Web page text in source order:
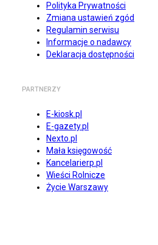
Polityka Prywatności
Zmiana ustawień zgód
Regulamin serwisu
Informacje o nadawcy
Deklaracja dostępności
PARTNERZY
E-kiosk.pl
E-gazety.pl
Nexto.pl
Mała księgowość
Kancelarierp.pl
Wieści Rolnicze
Życie Warszawy